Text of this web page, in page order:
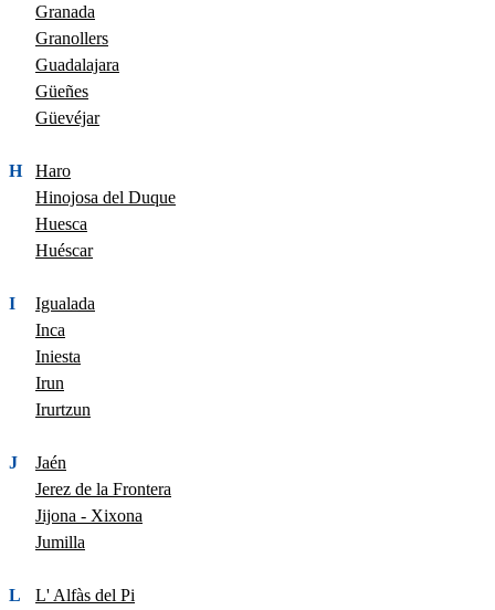
Granada
Granollers
Guadalajara
Güeñes
Güevéjar
H
Haro
Hinojosa del Duque
Huesca
Huéscar
I
Igualada
Inca
Iniesta
Irun
Irurtzun
J
Jaén
Jerez de la Frontera
Jijona - Xixona
Jumilla
L
L' Alfàs del Pi